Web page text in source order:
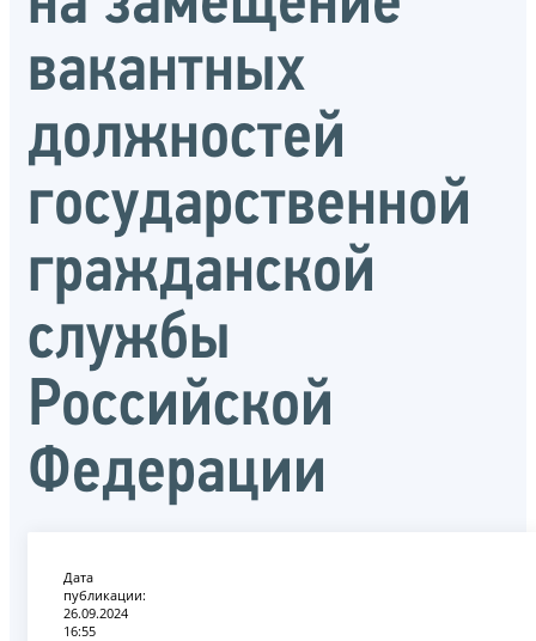
вакантных
должностей
государственной
гражданской
службы
Российской
Федерации
Дата
публикации:
26.09.2024
16:55